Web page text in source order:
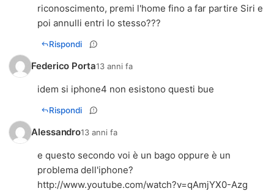
riconoscimento, premi l'home fino a far partire Siri e
poi annulli entri lo stesso???
Rispondi
Federico Porta13 anni fa
idem si iphone4 non esistono questi bue
Rispondi
Alessandro13 anni fa
e questo secondo voi è un bago oppure è un
http://www.youtube.com/watch?v=qAmjYX0-Azg